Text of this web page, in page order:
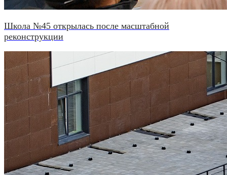
Школа №45 открылась после масштабной
реконструкции